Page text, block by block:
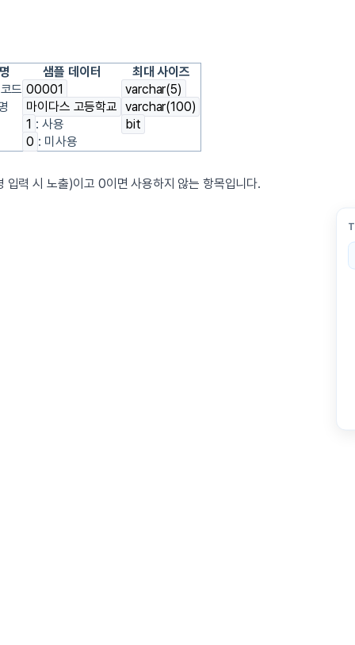
샘플 데이터
최대 사이즈
드 00001
varchar(5)
마이다스 고등학교 varchar(100)
1 : 사용
0 : 미사용
bit
력 시 노출)이고 0이면 사용하지 않는 항목입니다.